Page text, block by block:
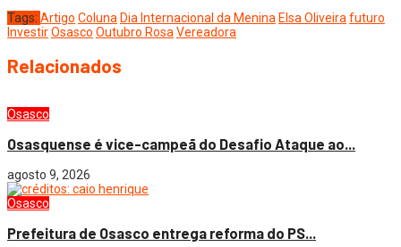
Tags: Artigo Coluna Dia Internacional da Menina Elsa Oliveira futuro
InvestirOsasco Outubro Rosa Vereadora
Relacionados
Osasco
Osasquense é vice-campeã do Desafio Ataque ao...
agosto 9, 2026
Osasco
Prefeitura de Osasco entrega reforma do PS...